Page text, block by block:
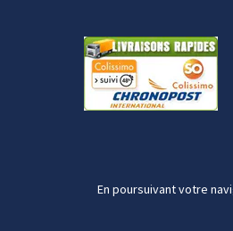
En poursuivant votre